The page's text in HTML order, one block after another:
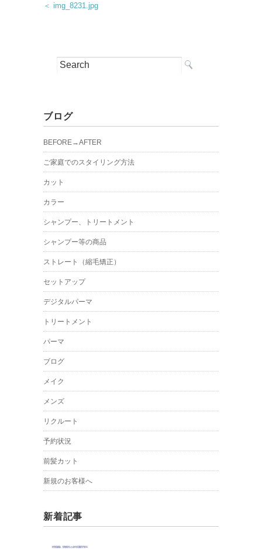
＜ img_8231.jpg
ブログ
BEFORE→AFTER
ご家庭でのスタイリング方法
カット
カラー
シャンプー、トリートメント
シャンプー等の商品
ストレート（縮毛矯正）
セットアップ
デジタルパーマ
トリートメント
パーマ
ブログ
メイク
メンズ
リクルート
予約状況
前髪カット
新規のお客様へ
新着記事